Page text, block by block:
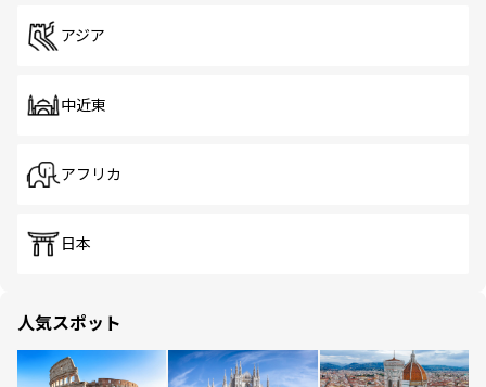
アジア
中近東
アフリカ
日本
人気スポット